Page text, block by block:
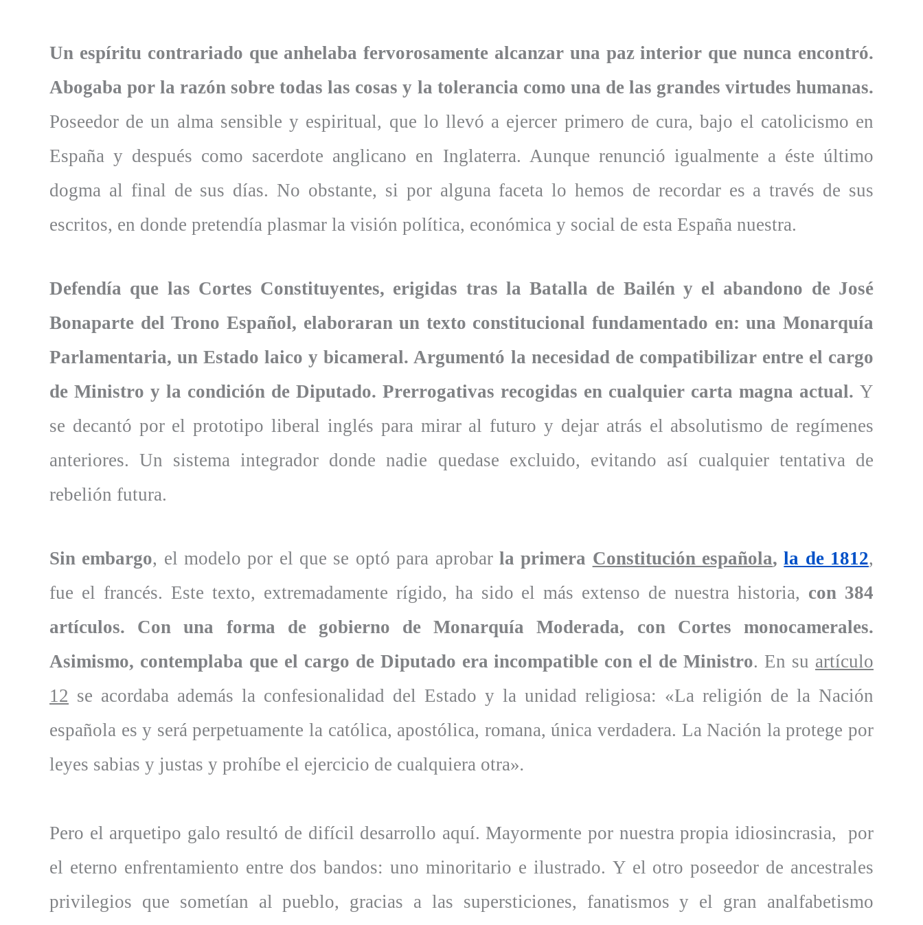
Un espíritu contrariado que anhelaba fervorosamente alcanzar una paz interior que nunca encontró.
Abogaba por la razón sobre todas las cosas y la tolerancia como una de las grandes virtudes humanas.
Poseedor de un alma sensible y espiritual, que lo llevó a ejercer primero de cura, bajo el catolicismo en
España y después como sacerdote anglicano en Inglaterra. Aunque renunció igualmente a éste último
dogma al final de sus días. No obstante, si por alguna faceta lo hemos de recordar es a través de sus
escritos, en donde pretendía plasmar la visión política, económica y social de esta España nuestra.
Defendía que las Cortes Constituyentes, erigidas tras la Batalla de Bailén y el abandono de José
Bonaparte del Trono Español, elaboraran un texto constitucional fundamentado en: una Monarquía
Parlamentaria, un Estado laico y bicameral. Argumentó la necesidad de compatibilizar entre el cargo
de Ministro y la condición de Diputado. Prerrogativas recogidas en cualquier carta magna actual. Y
se decantó por el prototipo liberal inglés para mirar al futuro y dejar atrás el absolutismo de regímenes
anteriores. Un sistema integrador donde nadie quedase excluido, evitando así cualquier tentativa de
rebelión futura.
Sin embargo, el modelo por el que se optó para aprobar la primera Constitución española,la de 1812,
fue el francés. Este texto, extremadamente rígido, ha sido el más extenso de nuestra historia, con 384
artículos. Con una forma de gobierno de Monarquía Moderada, con Cortes monocamerales.
Asimismo, contemplaba que el cargo de Diputado era incompatible con el de Ministro. En su artículo
12 se acordaba además la confesionalidad del Estado y la unidad religiosa: «La religión de la Nación
española es y será perpetuamente la católica, apostólica, romana, única verdadera. La Nación la protege por
leyes sabias y justas y prohíbe el ejercicio de cualquiera otra».
Pero el arquetipo galo resultó de difícil desarrollo aquí. Mayormente por nuestra propia idiosincrasia, por
el eterno enfrentamiento entre dos bandos: uno minoritario e ilustrado. Y el otro poseedor de ancestrales
privilegios que sometían al pueblo, gracias a las supersticiones, fanatismos y el gran analfabetismo